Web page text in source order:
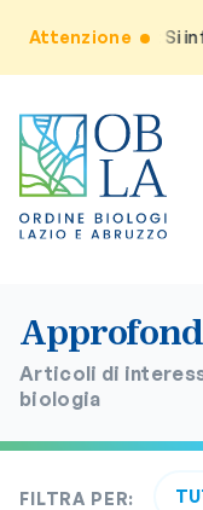
Attenzione
Avviso: Si
Articoli di
biologia
FILTRA PER: